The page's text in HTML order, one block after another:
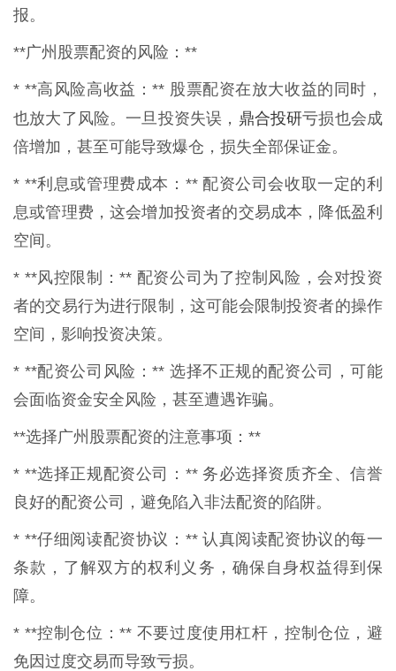
报。
**广州股票配资的风险：**
* **高风险高收益：** 股票配资在放大收益的同时，
也放大了风险。一旦投资失误， 鼎合投研亏损也会成
倍增加，甚至可能导致爆仓，损失全部保证金。
* **利息或管理费成本：** 配资公司会收取一定的利
息或管理费，这会增加投资者的交易成本，降低盈利
空间。
* **风控限制：** 配资公司为了控制风险，会对投资
者的交易行为进行限制，这可能会限制投资者的操作
空间，影响投资决策。
* **配资公司风险：** 选择不正规的配资公司，可能
会面临资金安全风险，甚至遭遇诈骗。
**选择广州股票配资的注意事项：**
* **选择正规配资公司：** 务必选择资质齐全、信誉
良好的配资公司，避免陷入非法配资的陷阱。
* **仔细阅读配资协议：** 认真阅读配资协议的每一
条款，了解双方的权利义务，确保自身权益得到保
障。
* **控制仓位：** 不要过度使用杠杆，控制仓位，避
免因过度交易而导致亏损。